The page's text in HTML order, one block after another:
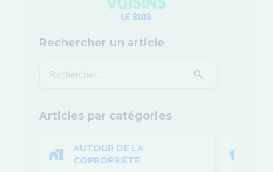
Rechercher un article
Articles par catégories
AUTOUR DE LA
COPROPRIÉTÉ